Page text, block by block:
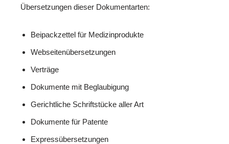
Übersetzungen dieser Dokumentarten:
Beipackzettel für Medizinprodukte
Webseitenübersetzungen
Verträge
Dokumente mit Beglaubigung
Gerichtliche Schriftstücke aller Art
Dokumente für Patente
Expressübersetzungen